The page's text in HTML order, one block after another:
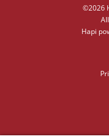
©2026
Hapi